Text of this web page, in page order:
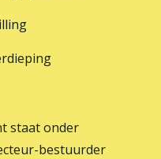
staat onder
bestuurder